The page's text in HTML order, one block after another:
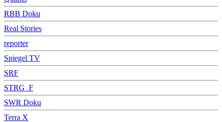
RBB Doku
Real Stories
reporter
Spiegel TV
SRF
STRG_F
SWR Doku
Terra X